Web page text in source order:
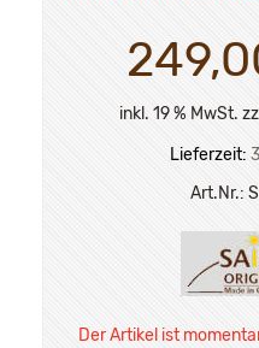
inkl. 19 % MwSt.
Lieferzeit:
Art.Nr.:
Der Artikel ist